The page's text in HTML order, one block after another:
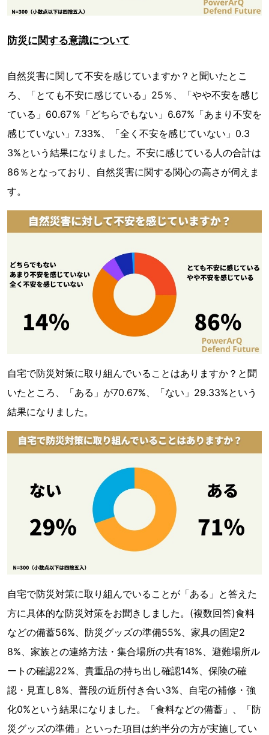
防災に関する意識について
自然災害に関して不安を感じていますか？と聞いたとこ
ろ、「とても不安に感じている」25％、「やや不安を感じ
ている」60.67％「どちらでもない」6.67%「あまり不安を
感じていない」7.33%、「全く不安を感じていない」0.3
3%という結果になりました。不安に感じている人の合計は
86％となっており、自然災害に関する関心の高さが伺えま
す。
自宅で防災対策に取り組んでいることはありますか？と聞
いたところ、「ある」が70.67%、「ない」29.33%という
結果になりました。
自宅で防災対策に取り組んでいることが「ある」と答えた
方に具体的な防災対策をお聞きしました。(複数回答)食料
などの備蓄56%、防災グッズの準備55%、家具の固定2
8%、家族との連絡方法・集合場所の共有18%、避難場所ル
ートの確認22%、貴重品の持ち出し確認14%、保険の確
認・見直し8%、普段の近所付き合い3%、自宅の補修・強
化0%という結果になりました。「食料などの備蓄」、「防
災グッズの準備」といった項目は約半分の方が実施してい